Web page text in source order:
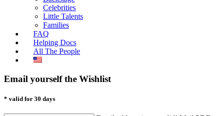
Celebrities
Little Talents
Families
FAQ
Helping Docs
All The People
Email yourself the Wishlist
* valid for 30 days